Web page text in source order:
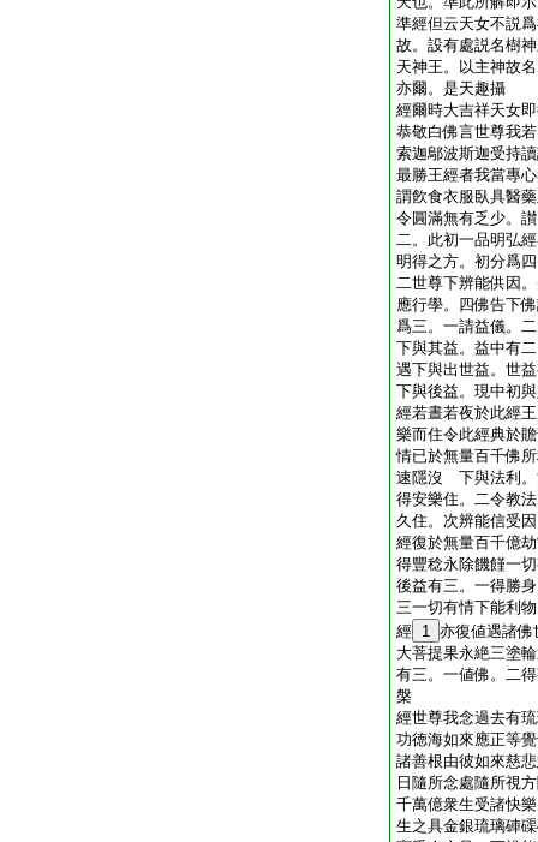
準經但云天女不説
故。設有處説名樹
天神王。以主神故
亦爾。是天趣攝
經爾時大吉祥天女
恭敬白佛言世尊我
索迦鄔波斯迦受持
最勝王經者我當專
謂飮食衣服臥具醫
令圓滿無有乏少。
二。此初一品明弘
明得之方。初分爲
二世尊下辨能供因
應行學。四佛告下
爲三。一請益儀。
下與其益。益中有
遇下與出世益。世
下與後益。現中初
經若晝若夜於此經
樂而住令此經典於
情已於無量百千佛
速隱沒 下與法利。
得安樂住。二令教
久住。次辨能信受
經復於無量百千億
得豐稔永除饑饉一
後益有三。一得勝
三一切有情下能利物
經 1 亦復値遇諸佛
大菩提果永絶三塗
有三。一値佛。二
槃
經世尊我念過去有
功徳海如來應正等
諸善根由彼如來慈
日隨所念處隨所視
千萬億衆生受諸快
生之具金銀琉璃硨